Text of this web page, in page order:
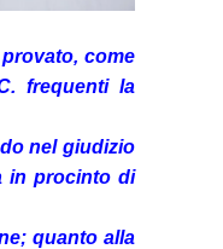
come
frequenti la
nel giudizio
in procinto di
quanto alla